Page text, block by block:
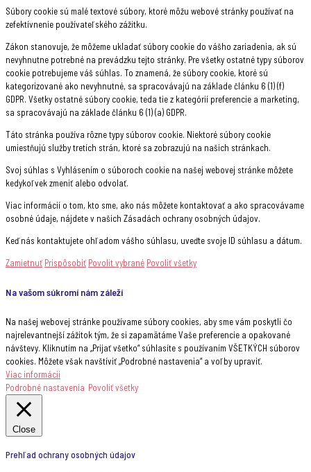
Súbory cookie sú malé textové súbory, ktoré môžu webové stránky používať na
zefektívnenie používateľského zážitku.
Zákon stanovuje, že môžeme ukladať súbory cookie do vášho zariadenia, ak sú
nevyhnutne potrebné na prevádzku tejto stránky. Pre všetky ostatné typy súborov
cookie potrebujeme váš súhlas. To znamená, že súbory cookie, ktoré sú
kategorizované ako nevyhnutné, sa spracovávajú na základe článku 6 (1) (f)
GDPR. Všetky ostatné súbory cookie, teda tie z kategórií preferencie a marketing,
sa spracovávajú na základe článku 6 (1) (a) GDPR.
Táto stránka používa rôzne typy súborov cookie. Niektoré súbory cookie
umiestňujú služby tretích strán, ktoré sa zobrazujú na našich stránkach.
Svoj súhlas s Vyhlásením o súboroch cookie na našej webovej stránke môžete
kedykoľvek zmeniť alebo odvolať.
Viac informácií o tom, kto sme, ako nás môžete kontaktovať a ako spracovávame
osobné údaje, nájdete v našich Zásadách ochrany osobných údajov.
Keď nás kontaktujete ohľadom vášho súhlasu, uveďte svoje ID súhlasu a dátum.
Zamietnuť Prispôsobiť Povolit vybrané Povoliť všetky
Na vašom súkromí nám záleží
Na našej webovej stránke používame súbory cookies, aby sme vám poskytli čo
najrelevantnejší zážitok tým, že si zapamätáme Vaše preferencie a opakované
návštevy. Kliknutím na „Prijať všetko“ súhlasíte s používaním VŠETKÝCH súborov
cookies. Môžete však navštíviť „Podrobné nastavenia“ a voľby upraviť.
Viac informácii
Podrobné nastavenia Povoliť všetky
Close
Prehľad ochrany osobných údajov